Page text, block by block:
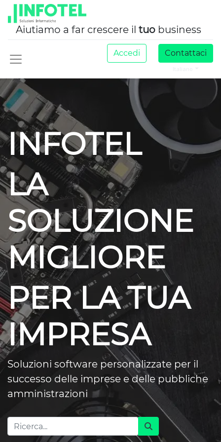
Aiutiamo a far crescere il tuo business
Accedi Contattaci
INFOTEL
LA
SOLUZIONE
MIGLIORE
PER LA TUA
IMPRESA
Soluzioni software personalizzate per il
successo delle imprese e delle pubbliche
amministrazioni